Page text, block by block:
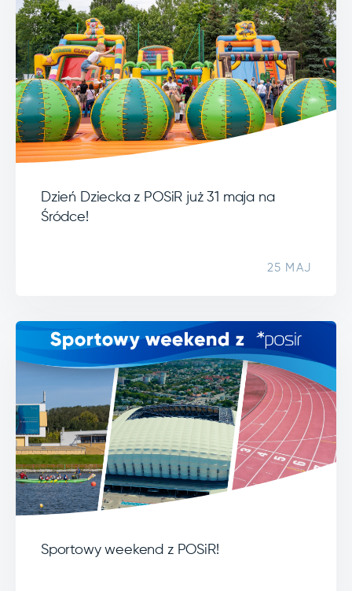
Dzień Dziecka z POSiR już 31 maja na
Śródce!
25 MAJ
Sportowy weekend z POSiR!